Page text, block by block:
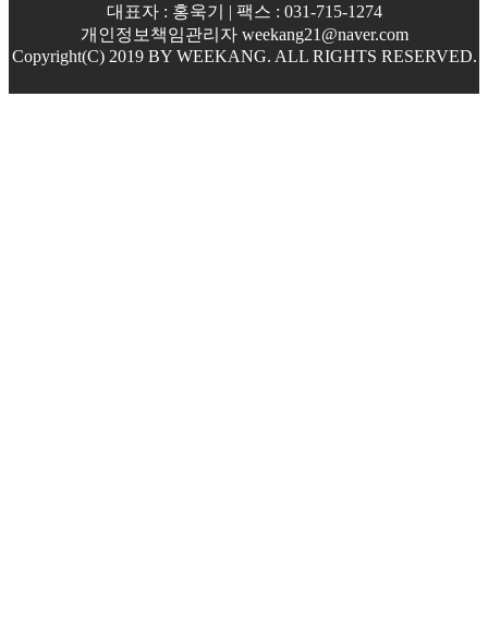
대표자 : 홍욱기 | 팩스 : 031-715-1274
개인정보책임관리자 weekang21@naver.com
Copyright(C) 2019 BY WEEKANG. ALL RIGHTS RESERVED.